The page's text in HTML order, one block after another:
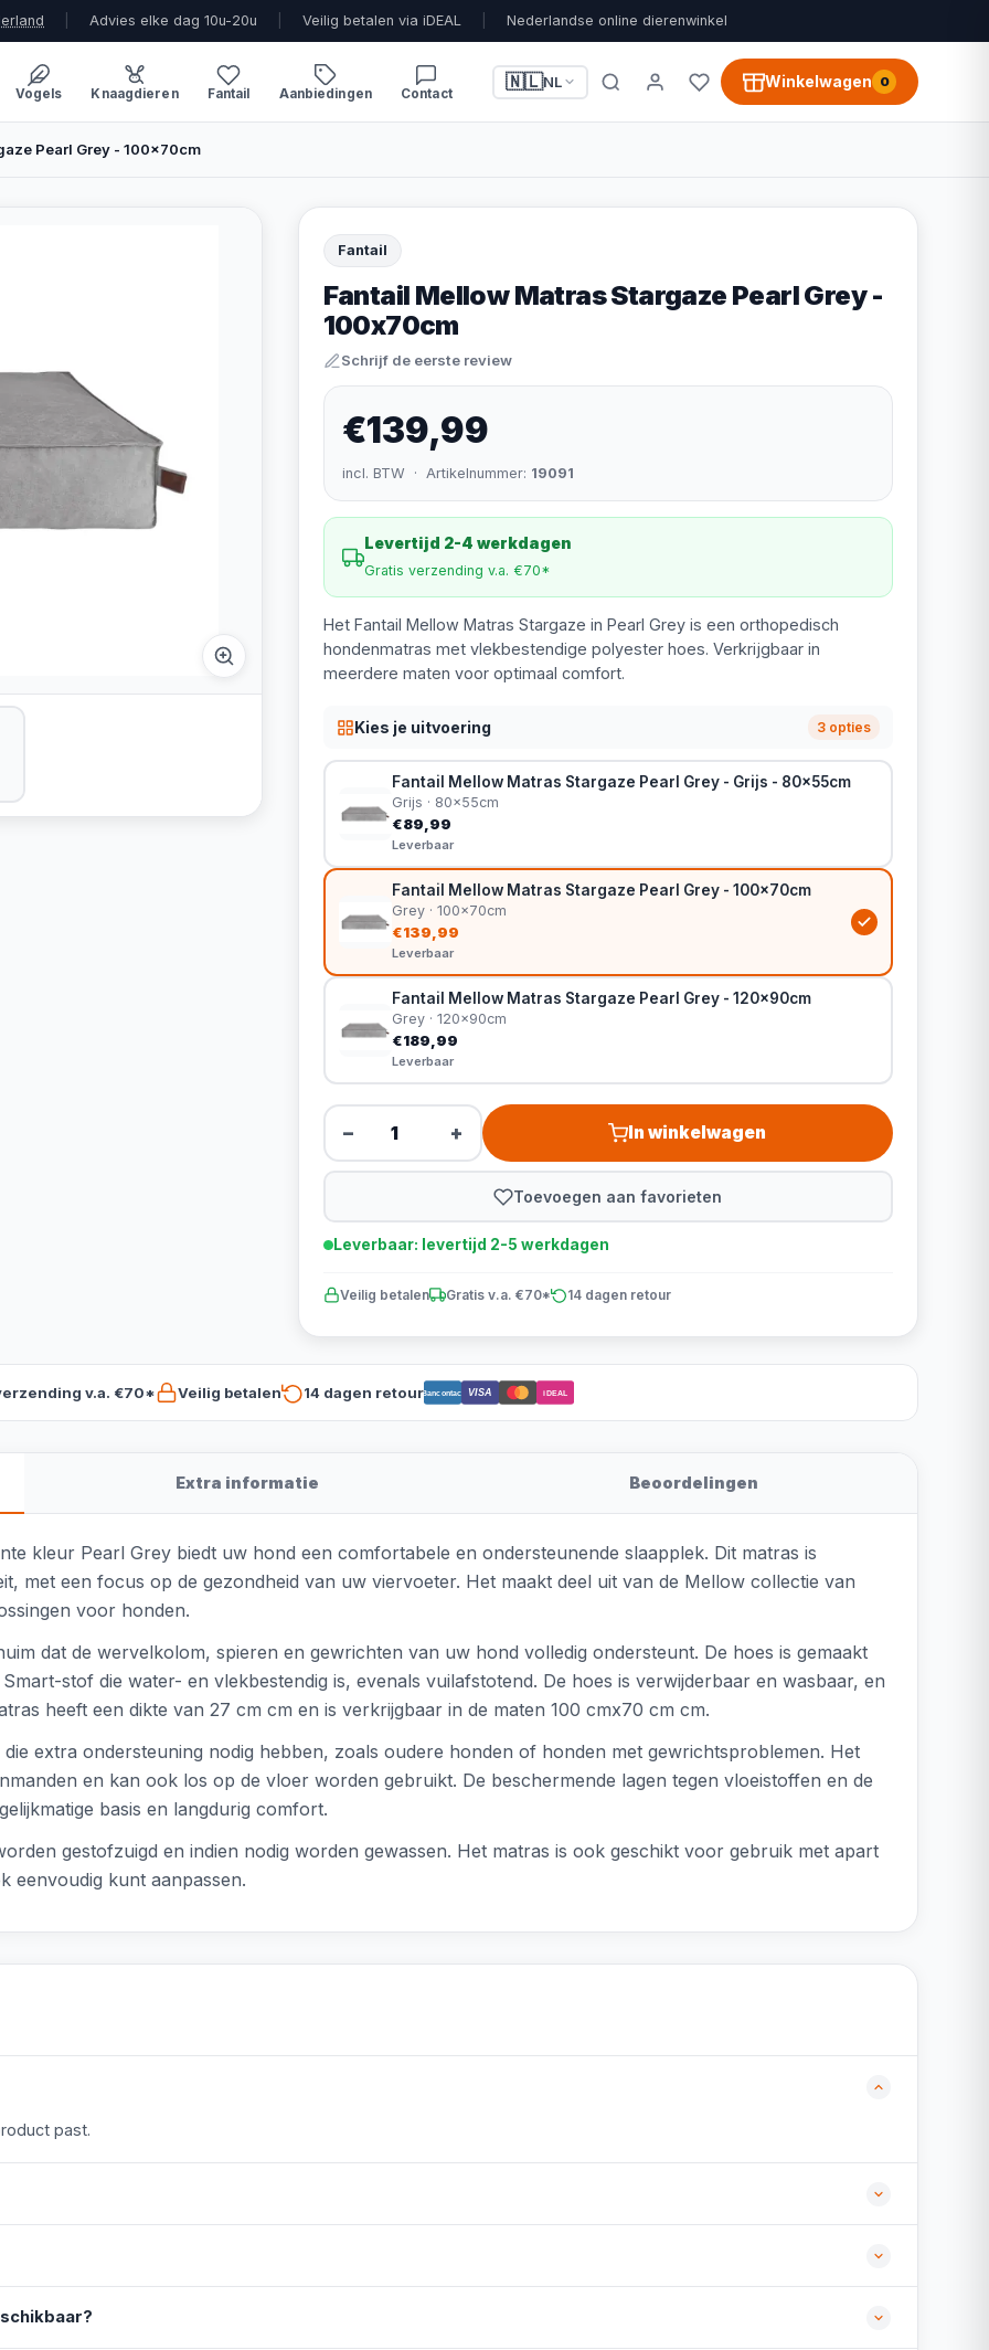
Advies elke dag 10u-20u Veilig betalen via iDEAL Nederlandse online dierenwinkel
Vogels Knaagdieren Fantail Aanbiedingen Contact
🇳🇱NL Winkelwagen 0
Pearl Grey - 100x70cm
Fantail
Fantail Mellow Matras Stargaze Pearl Grey -
100x70cm
Schrijf de eerste review
€139,99
incl. BTW · Artikelnummer: 19091
Levertijd 2-4 werkdagen
Gratis verzending v.a. €70*
Het Fantail Mellow Matras Stargaze in Pearl Grey is een orthopedisch
hondenmatras met vlekbestendige polyester hoes. Verkrijgbaar in
meerdere maten voor optimaal comfort.
Kies je uitvoering 3 opties
Fantail Mellow Matras Stargaze Pearl Grey - Grijs - 80x55cm
Grijs · 80x55cm
€89,99
Leverbaar
Fantail Mellow Matras Stargaze Pearl Grey - 100x70cm
Grey · 100x70cm
€139,99
Leverbaar
Fantail Mellow Matras Stargaze Pearl Grey - 120x90cm
Grey · 120x90cm
€189,99
Leverbaar
− + In winkelwagen
Toevoegen aan favorieten
Leverbaar: levertijd 2-5 werkdagen
Veilig betalen Gratis v.a. €70* 14 dagen retour
v.a. €70* Veilig betalen 14 dagen retourBancontact VISA iDEAL
Extra informatie Beoordelingen
kleur Pearl Grey biedt uw hond een comfortabele en ondersteunende slaapplek. Dit matras is
met een focus op de gezondheid van uw viervoeter. Het maakt deel uit van de Mellow collectie van
voor honden.
dat de wervelkolom, spieren en gewrichten van uw hond volledig ondersteunt. De hoes is gemaakt
stof die water- en vlekbestendig is, evenals vuilafstotend. De hoes is verwijderbaar en wasbaar, en
heeft een dikte van 27 cm cm en is verkrijgbaar in de maten 100 cmx70 cm cm.
extra ondersteuning nodig hebben, zoals oudere honden of honden met gewrichtsproblemen. Het
en kan ook los op de vloer worden gebruikt. De beschermende lagen tegen vloeistoffen en de
basis en langdurig comfort.
gestofzuigd en indien nodig worden gewassen. Het matras is ook geschikt voor gebruik met apart
eenvoudig kunt aanpassen.
past.